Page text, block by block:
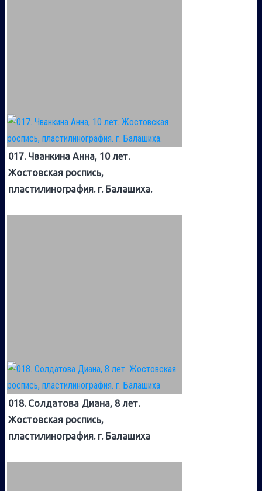
017. Чванкина Анна, 10 лет.
Жостовская роспись,
пластилинография. г. Балашиха.
018. Солдатова Диана, 8 лет.
Жостовская роспись,
пластилинография. г. Балашиха